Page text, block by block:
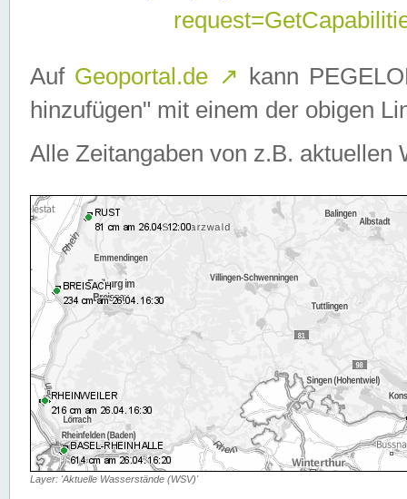
Auf Geoportal.de ↗ kann
hinzufügen" mit einem der obigen
Alle Zeitangaben von z.B. aktuellen
Layer: 'Aktuelle Wasserstände (WSV)'